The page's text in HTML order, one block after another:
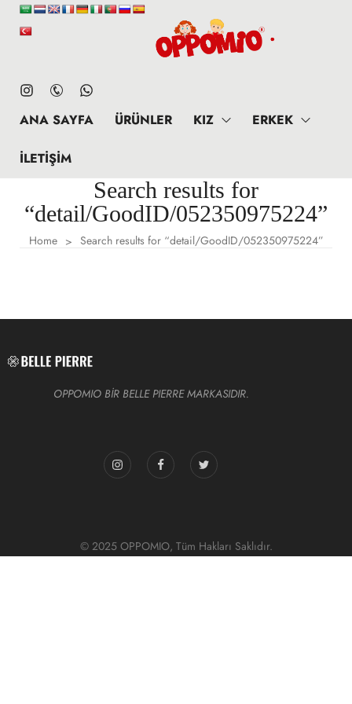
ANA SAYFA ÜRÜNLER KIZ ERKEK
İLETIŞIM
Search results for
“detail/GoodID/052350975224”
Home > Search results for “detail/GoodID/052350975224”
OPPOMIO BİR BELLE PIERRE MARKASIDIR.
© 2025 OPPOMIO, Tüm Hakları Saklıdır.